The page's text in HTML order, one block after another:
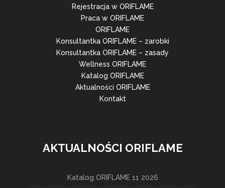
Rejestracja w ORIFLAME
Praca w ORIFLAME
ORIFLAME
Konsultantka ORIFLAME – zarobki
Konsultantka ORIFLAME – zasady
Wellness ORIFLAME
Katalog ORIFLAME
Aktualności ORIFLAME
Kontakt
AKTUALNOŚCI ORIFLAME
Katalog ORIFLAME 11 2026